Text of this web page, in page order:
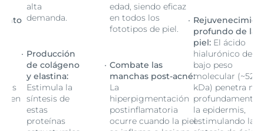
en
alta
demanda.
Producción
de colágeno
y elastina:
Estimula la
síntesis de
estas
proteínas
edad, siendo eficaz
en todos los
fototipos de piel.
Combate las
manchas post-acné:
La
hiperpigmentación
postinflamatoria
ocurre cuando la piel
profundo de la
piel: El ácido
hialurónico de
bajo peso
molecular (~52
kDa) penetra
profundamente
la epidermis,
estimulando la